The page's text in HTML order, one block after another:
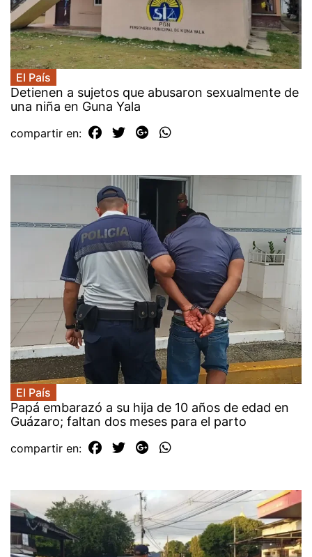
El País
Detienen a sujetos que abusaron sexualmente de
una niña en Guna Yala
compartir en:
El País
Papá embarazó a su hija de 10 años de edad en
Guázaro; faltan dos meses para el parto
compartir en: